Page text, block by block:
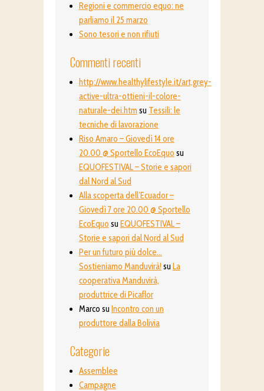
Regioni e commercio equo: ne
parliamo il 25 marzo
Sono tesori e non rifiuti
Commenti recenti
http://www.healthylifestyle.it/art,grey-
active-ultra-ottieni-il-colore-
naturale-dei.htm su Tessili: le
tecniche di lavorazione
Riso Amaro – Giovedì 14 ore
20.00 @ Sportello EcoEquo su
EQUOFESTIVAL – Storie e sapori
dal Nord al Sud
Alla scoperta dell’Ecuador –
Giovedì 7 ore 20.00 @ Sportello
EcoEquo su EQUOFESTIVAL –
Storie e sapori dal Nord al Sud
Per un futuro più dolce…
Sostieniamo Manduvirà! su La
cooperativa Manduvirà,
produttrice di Picaflor
Marco su Incontro con un
produttore dalla Bolivia
Categorie
Assemblee
Campagne